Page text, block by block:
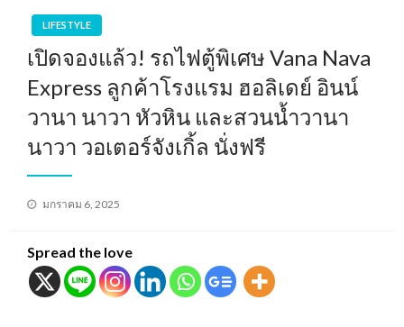
LIFESTYLE
เปิดจองแล้ว! รถไฟตู้พิเศษ Vana Nava
Express ลูกค้าโรงแรม ฮอลิเดย์ อินน์
วานา นาวา หัวหิน และสวนน้ำวานา
นาวา วอเตอร์จังเกิ้ล นั่งฟรี
Posted
มกราคม 6, 2025
Spread the love